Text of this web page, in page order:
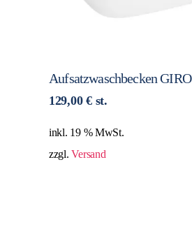
Aufsatzwaschbecken GIRO
129,00€ st.
inkl. 19 % MwSt.
zzgl.Versand